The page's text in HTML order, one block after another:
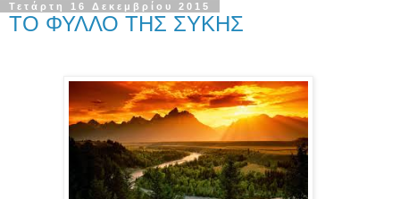
Τετάρτη 16 Δεκεμβρίου 2015
ΤΟ ΦΥΛΛΟ ΤΗΣ ΣΥΚΗΣ